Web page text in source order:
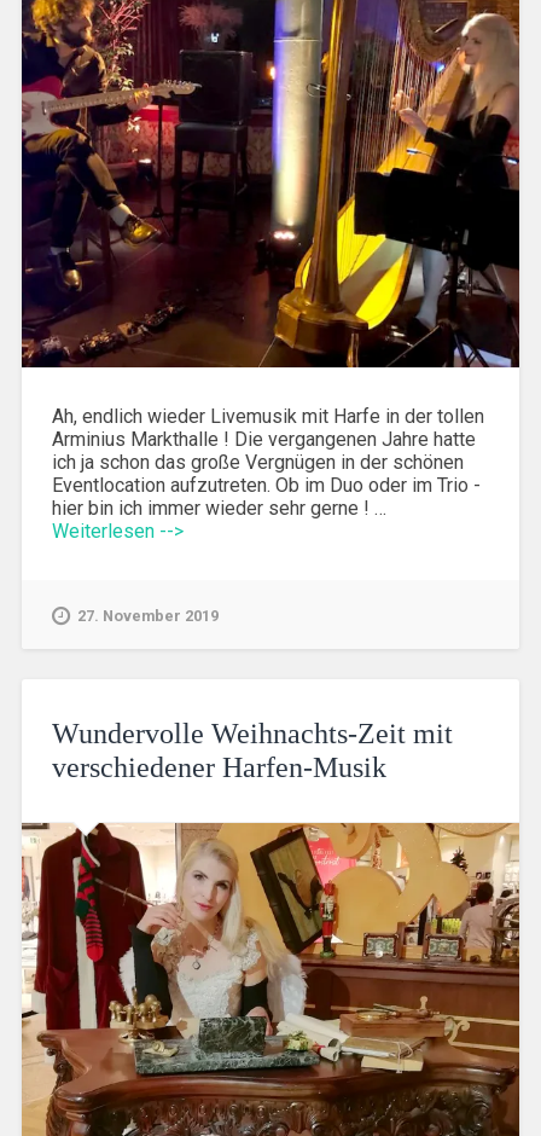
Ah, endlich wieder Livemusik mit Harfe in der tollen
Arminius Markthalle ! Die vergangenen Jahre hatte
ich ja schon das große Vergnügen in der schönen
Eventlocation aufzutreten. Ob im Duo oder im Trio -
hier bin ich immer wieder sehr gerne ! …
Weiterlesen -->
27. November 2019
Wundervolle Weihnachts-Zeit mit
verschiedener Harfen-Musik